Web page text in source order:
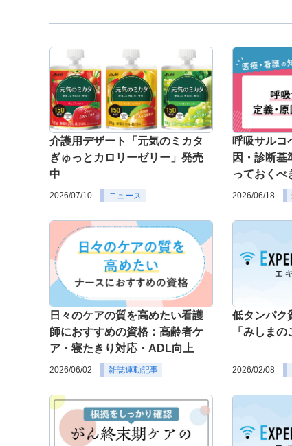
介護用デザート「元気のミカタ
ぎゅっとカロリーゼリー」発売
中
2026/07/10 ニュース
呼吸サルコ
因・診断基
っておくべ
2026/06/18
日々のケアの質を高めたい看護
師におすすめの資格：高齢者ケ
ア・寝たきり対応・ADL向上
2026/06/02 雑誌連動記事
低タンパク
「みしまの
2026/02/08